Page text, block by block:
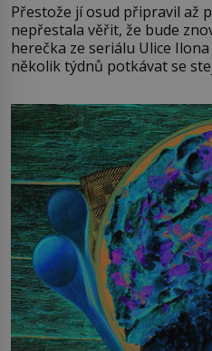
Přestože jí osud připravil až
nepřestala věřit, že bude znovu
herečka ze seriálu Ulice
několik týdnů potkávat se